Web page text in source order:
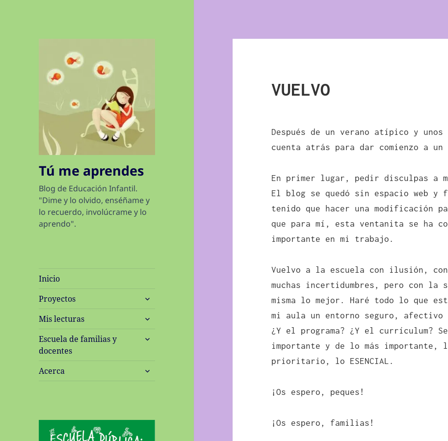
Tú me aprendes
Blog de Educación Infantil.
"Dime y lo olvido, enséñame y
lo recuerdo, involúcrame y lo
aprendo".
Inicio
Proyectos
expande
menú
Mis lecturas
expande
menú
Escuela de familias y
docentes
expande
inferior
Acerca
expande
VUELVO
Después de un verano atípico y
cuenta atrás para dar comienzo a un
En primer lugar, pedir disculpas a
El blog se quedó sin espacio web
tenido que hacer una modificación
que para mí, esta ventanita se ha
importante en mi trabajo.
Vuelvo a la escuela con ilusión,
muchas incertidumbres, pero con la
misma lo mejor. Haré todo lo que
mi aula un entorno seguro,
¿Y el programa? ¿Y el currículum?
importante y de lo más
prioritario, lo ESENCIAL.
¡Os espero, peques!
¡Os espero, familias!